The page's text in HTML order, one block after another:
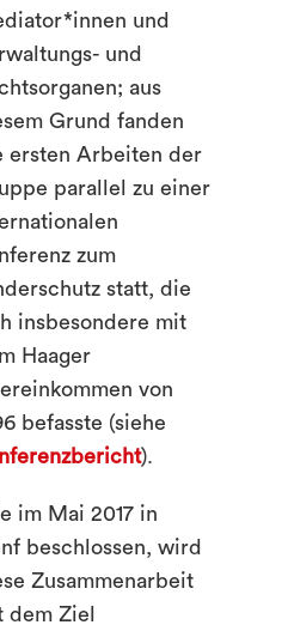
und
und
aus
Grund fanden
ersten Arbeiten der
parallel zu einer
zum
statt, die
insbesondere mit
Haager
von
befasste (siehe
).
im Mai 2017 in
beschlossen, wird
Zusammenarbeit
dem Ziel